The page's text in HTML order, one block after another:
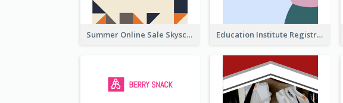
Summer Online Sale Skyscraper Banner Education Institute Registration Wide Skyscraper Banner